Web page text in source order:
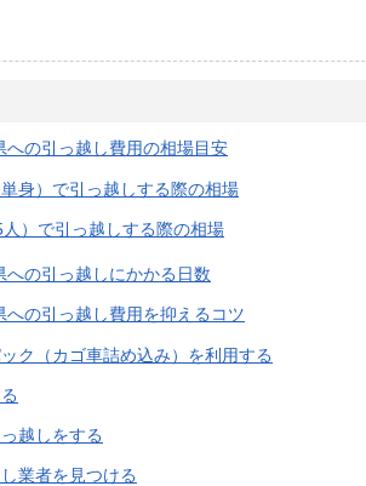
への引っ越し費用の相場目安
身）で引っ越しする際の相場
）で引っ越しする際の相場
への引っ越しにかかる日数
への引っ越し費用を抑えるコツ
ク（カゴ車詰め込み）を利用する
越しをする
業者を見つける